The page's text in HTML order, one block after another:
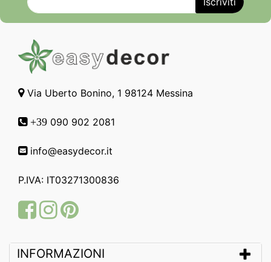
Via Uberto Bonino, 1 98124 Messina
+39 090 902 2081
info@easydecor.it
P.IVA: IT03271300836
FacebookInstagram
Pinterest
INFORMAZIONI